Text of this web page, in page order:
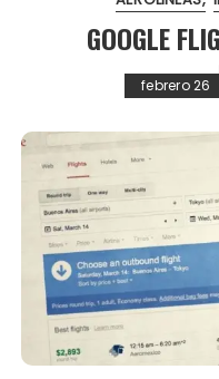
GOOGLE
febrero 26